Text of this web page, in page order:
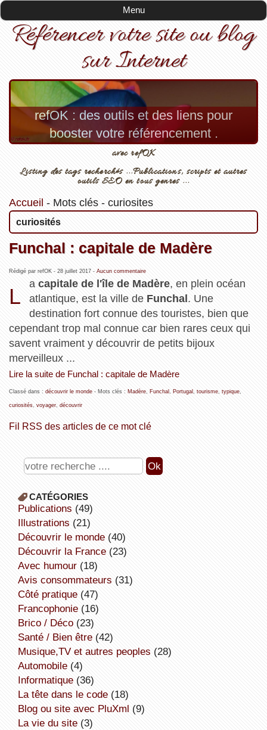
Menu
Référencer votre site ou blog
sur Internet
refOK : des outils et des liens pour
booster votre référencement .
avec refOK
Listing des tags recherchés ...Publications, scripts et autres
outils SEO en tous genres ...
Accueil - Mots clés- curiosites
curiosités
Funchal : capitale de Madère
Rédigé par refOK - 28 juillet 2017- Aucun commentaire
L
acapitale de l'île de Madère, en plein océan
atlantique, est la ville de Funchal. Une
destination fort connue des touristes, bien que
cependant trop mal connue car bien rares ceux qui
savent vraiment y découvrir de petits bijoux
merveilleux ...
Lire la suite de Funchal : capitale de Madère
Classé dans : découvrir le monde- Mots clés : Madère, Funchal Portugal tourisme, typique,
curiosités, voyager, découvrir
Fil RSS des articles de ce mot clé
CATÉGORIES
publications (49)
illustrations (21)
découvrir le monde(40)
découvrir la France(23)
avec humour(18)
avis consommateurs (31)
côté pratique(47)
Francophonie(16)
Brico / Déco(23)
Santé / Bien être(42)
Musique,TV et autres peoples (28)
Automobile(4)
informatique(36)
la tête dans le code(18)
Blog ou site avec PluXml (9)
la vie du site(3)